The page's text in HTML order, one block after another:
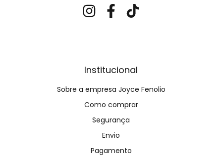
Institucional
Sobre a empresa Joyce Fenolio
Como comprar
Segurança
Envio
Pagamento